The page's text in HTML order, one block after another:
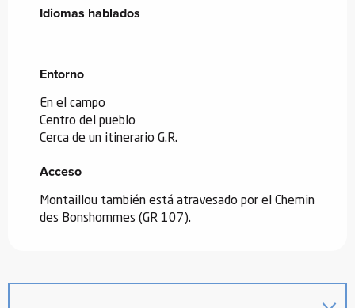
Idiomas hablados
Idiomas hablados
Entorno
Entorno
En el campo
Centro del pueblo
Cerca de un itinerario G.R.
Acceso
Acceso
Montaillou también está atravesado por el Chemin
des Bonshommes (GR 107).